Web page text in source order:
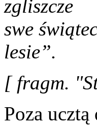
zgliszcze
swe
lesie”.
[ fragm.
Poza